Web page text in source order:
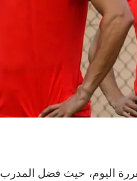
اليوم، حيث فضل المدرب